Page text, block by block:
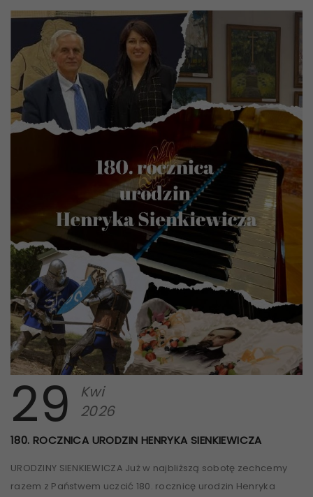
29
Kwi
2026
180. ROCZNICA URODZIN HENRYKA SIENKIEWICZA
URODZINY SIENKIEWICZA Już w najbliższą sobotę zechcemy
razem z Państwem uczcić 180. rocznicę urodzin Henryka